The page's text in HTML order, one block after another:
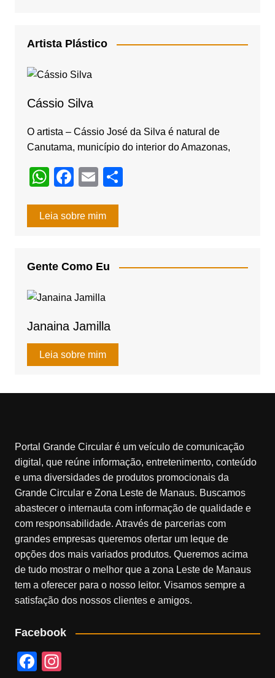
e
o
k
gr
a
Artista Plástico
Cássio Silva
O artista – Cássio José da Silva é natural de
Canutama, município do interior do Amazonas,
W
at
p
p
F
c
o
o
E
ail
Leia sobre mim
Gente Como Eu
Janaina Jamilla
Leia sobre mim
Portal Grande Circular é um veículo de comunicação
digital, que reúne informação, entretenimento, conteúdo
e uma diversidades de produtos promocionais da
Grande Circular e Zona Leste de Manaus. Buscamos
abastecer o internauta com informação de qualidade e
com responsabilidade. Através de parcerias com
grandes empresas queremos ofertar um leque de
opções dos mais variados produtos. Queremos acima
de tudo mostrar o melhor que a zona Leste de Manaus
tem a oferecer para o nosso leitor. Visamos sempre a
satisfação dos nossos clientes e amigos.
Facebook
F